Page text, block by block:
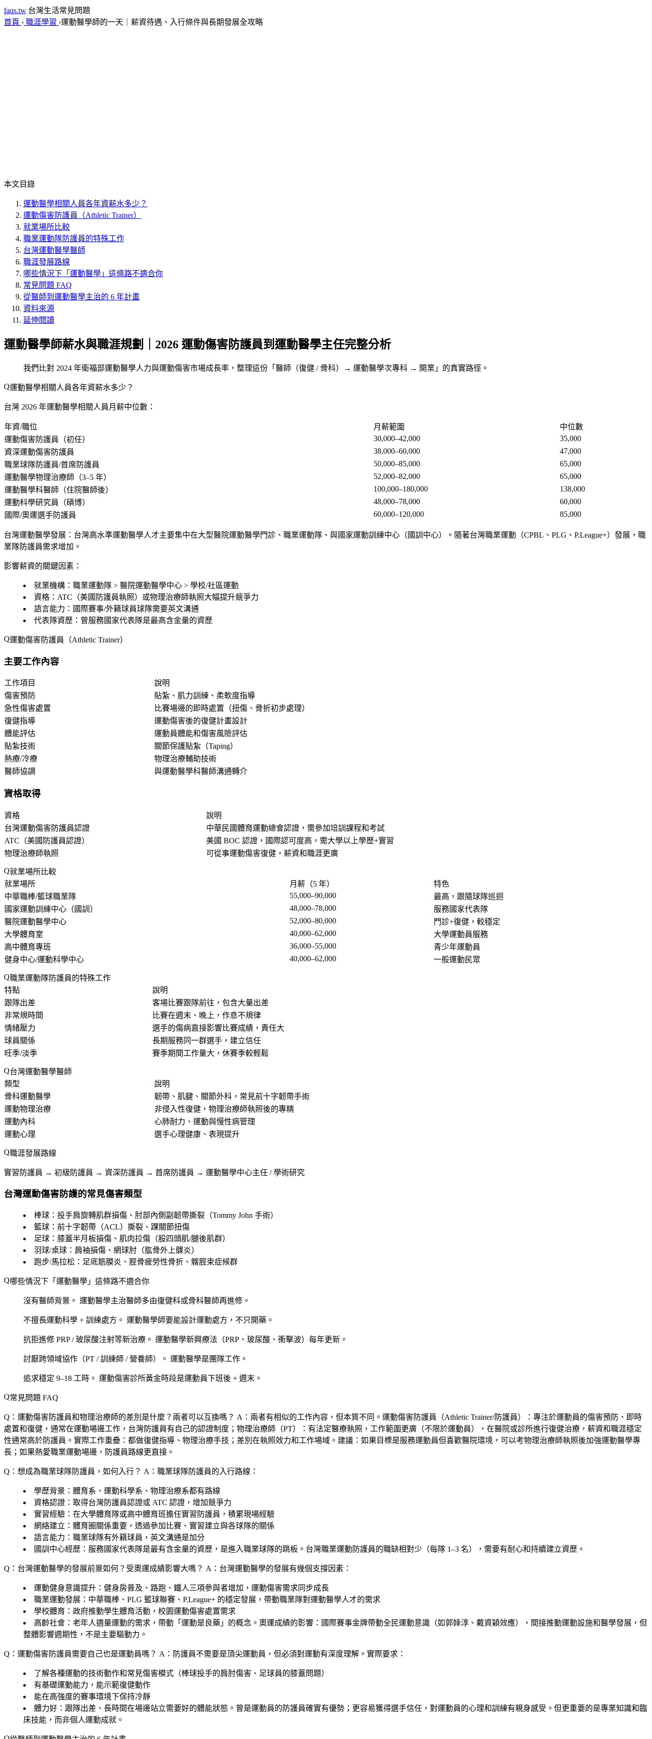
faqs.tw 台灣生活常見問題
首頁 › 職涯學習 ›運動醫學師的一天｜薪資待遇、入行條件與長期發展全攻略
本文目錄
運動醫學相關人員各年資薪水多少？
運動傷害防護員（Athletic Trainer）
就業場所比較
職業運動隊防護員的特殊工作
台灣運動醫學醫師
職涯發展路線
哪些情況下「運動醫學」這條路不適合你
常見問題 FAQ
從醫師到運動醫學主治的 6 年計畫
資料來源
延伸閱讀
運動醫學師薪水與職涯規劃｜2026 運動傷害防護員到運動醫學主任完整分析
我們比對 2024 年衛福部運動醫學人力與運動傷害市場成長率，整理這份「醫師（復健 / 骨科）→ 運動醫學次專科 → 開業」的真實路徑。
運動醫學相關人員各年資薪水多少？
台灣 2026 年運動醫學相關人員月薪中位數：
年資/職位 月薪範圍
中位數
運動傷害防護員（初任）
30,000–42,000
35,000
資深運動傷害防護員
38,000–60,000
47,000
職業球隊防護員/首席防護員
50,000–85,000
65,000
運動醫學物理治療師（3–5 年）
52,000–82,000
65,000
運動醫學科醫師（住院醫師後）
100,000–180,000
138,000
運動科學研究員（碩博）
48,000–78,000
60,000
國際/奧運選手防護員
60,000–120,000 85,000
台灣運動醫學發展 ：台灣高水準運動醫學人才主要集中在大型醫院運動醫學門診、職業運動隊、與國家運動訓練中心（國訓中心）。隨著台灣職業運動（CPBL、PLG、P.League+）發展，職
業隊防護員需求增加。
影響薪資的關鍵因素：
就業機構 ：職業運動隊 > 醫院運動醫學中心 > 學校/社區運動
資格 ：ATC（美國防護員執照）或物理治療師執照大幅提升競爭力
語言能力 ：國際賽事/外籍球員球隊需要英文溝通
代表隊資歷 ：曾服務國家代表隊是最高含金量的資歷
運動傷害防護員（Athletic Trainer）
主要工作內容
工作項目
說明
傷害預防
貼紮、肌力訓練、柔軟度指導
急性傷害處置
比賽場邊的即時處置（扭傷、骨折初步處理）
復健指導
運動傷害後的復健計畫設計
體能評估
運動員體能和傷害風險評估
貼紮技術
關節保護貼紮（Taping）
熱療/冷療
物理治療輔助技術
醫師協調
與運動醫學科醫師溝通轉介
資格取得
資格
說明
台灣運動傷害防護員認證
中華民國體育運動總會認證，需參加培訓課程和考試
ATC（美國防護員認證）
美國 BOC 認證，國際認可度高，需大學以上學歷+實習
物理治療師執照
可從事運動傷害復健，薪資和職涯更廣
就業場所比較
就業場所
月薪（5 年）
特色
中華職棒/籃球職業隊
55,000–90,000
最高，跟隨球隊巡迴
國家運動訓練中心（國訓）
48,000–78,000
服務國家代表隊
醫院運動醫學中心
52,000–80,000
門診+復健，較穩定
大學體育室
40,000–62,000
大學運動員服務
高中體育專班
36,000–55,000
青少年運動員
健身中心/運動科學中心
40,000–62,000 一般運動民眾
職業運動隊防護員的特殊工作
特點
說明
跟隊出差
客場比賽跟隊前往，包含大量出差
非常規時間
比賽在週末、晚上，作息不規律
情緒壓力
選手的傷病直接影響比賽成績，責任大
球員關係
長期服務同一群選手，建立信任
旺季/淡季
賽季期間工作量大，休賽季較輕鬆
台灣運動醫學醫師
類型
說明
骨科運動醫學
韌帶、肌腱、關節外科，常見前十字韌帶手術
運動物理治療
非侵入性復健，物理治療師執照後的專精
運動內科
心肺耐力、運動與慢性病管理
運動心理
選手心理健康、表現提升
職涯發展路線
實習防護員 → 初級防護員 → 資深防護員 → 首席防護員 → 運動醫學中心主任 / 學術研究
台灣運動傷害防護的常見傷害類型
棒球 ：投手肩旋轉肌群損傷、肘部內側副韌帶撕裂（Tommy John 手術）
籃球 ：前十字韌帶（ACL）撕裂、踝關節扭傷
足球 ：膝蓋半月板損傷、肌肉拉傷（股四頭肌/腿後肌群）
羽球/桌球 ：肩袖損傷、網球肘（肱骨外上髁炎）
跑步/馬拉松 ：足底筋膜炎、脛骨疲勞性骨折、髂脛束症候群
哪些情況下「運動醫學」這條路不適合你
沒有醫師背景。 運動醫學主治醫師多由復健科或骨科醫師再進修。
不擅長運動科學 + 訓練處方。 運動醫學師要能設計運動處方，不只開藥。
抗拒進修 PRP / 玻尿酸注射等新治療。 運動醫學新興療法（PRP、玻尿酸、衝擊波）每年更新。
討厭跨領域協作（PT / 訓練師 / 營養師）。 運動醫學是團隊工作。
追求穩定 9–18 工時。 運動傷害診所黃金時段是運動員下班後 + 週末。
常見問題 FAQ
Q：運動傷害防護員和物理治療師的差別是什麼？兩者可以互換嗎？ A：兩者有相似的工作內容，但本質不同。運動傷害防護員（Athletic Trainer/防護員）：專注於運動員的傷害預防、即時
處置和復健，通常在運動場邊工作，台灣防護員有自己的認證制度；物理治療師（PT）：有法定醫療執照，工作範圍更廣（不限於運動員），在醫院或診所進行復健治療，薪資和職涯穩定
性通常高於防護員。實際工作重疊：都做復健指導、物理治療手技；差別在執照效力和工作場域。建議：如果目標是服務運動員但喜歡醫院環境，可以考物理治療師執照後加強運動醫學專
長；如果熱愛職業運動場邊，防護員路線更直接。
Q：想成為職業球隊防護員，如何入行？ A：職業球隊防護員的入行路線：
學歷背景 ：體育系、運動科學系、物理治療系都有路線
資格認證 ：取得台灣防護員認證或 ATC 認證，增加競爭力
實習經驗 ：在大學體育隊或高中體育班擔任實習防護員，積累現場經驗
網絡建立 ：體育圈關係重要，透過參加比賽、實習建立與各球隊的關係
語言能力 ：職業球隊有外籍球員，英文溝通是加分
國訓中心經歷 ：服務國家代表隊是最有含金量的資歷，是進入職業球隊的跳板。台灣職業運動防護員的職缺相對少（每隊 1–3 名），需要有耐心和持續建立資歷。
Q：台灣運動醫學的發展前景如何？受奧運成績影響大嗎？ A：台灣運動醫學的發展有幾個支撐因素：
運動健身意識提升：健身房普及、路跑、鐵人三項參與者增加，運動傷害需求同步成長
職業運動發展：中華職棒、PLG 籃球聯賽、P.League+ 的穩定發展，帶動職業隊對運動醫學人才的需求
學校體育：政府推動學生體育活動，校園運動傷害處置需求
高齡社會：老年人適量運動的需求，帶動「運動是良藥」的概念。奧運成績的影響：國際賽事金牌帶動全民運動意識（如郭婞淳、戴資穎效應），間接推動運動設施和醫學發展，但
整體影響週期性，不是主要驅動力。
Q：運動傷害防護員需要自己也是運動員嗎？ A：防護員不需要是頂尖運動員，但必須對運動有深度理解。實際要求：
了解各種運動的技術動作和常見傷害模式（棒球投手的肩肘傷害、足球員的膝蓋問題）
有基礎運動能力，能示範復健動作
能在高強度的賽事環境下保持冷靜
體力好：跟隊出差、長時間在場邊站立需要好的體能狀態。曾是運動員的防護員確實有優勢；更容易獲得選手信任，對運動員的心理和訓練有親身感受。但更重要的是專業知識和臨
床技能，而非個人運動成就。